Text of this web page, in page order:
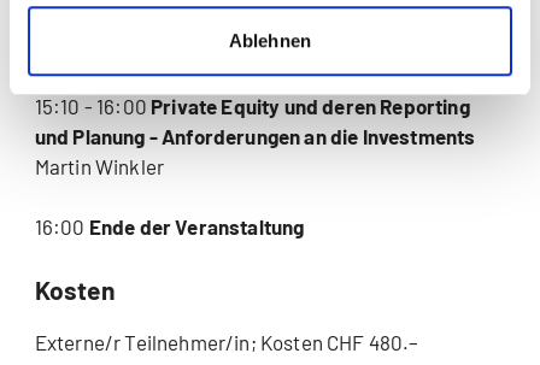
Ablehnen
Kaffee- und Kommunikationspause
15:10 - 16:00 Private Equity und deren Reporting
und Planung - Anforderungen an die Investments
Martin Winkler
16:00 Ende der Veranstaltung
Kosten
Externe/r Teilnehmer/in; Kosten CHF 480.–